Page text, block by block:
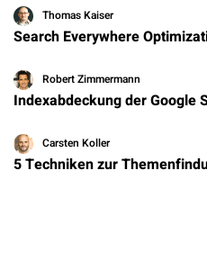
Thomas Kaiser
Search Everywhere
Robert Zimmermann
Indexabdeckung der Google
Carsten Koller
5 Techniken zur